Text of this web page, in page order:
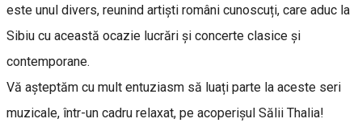
este unul divers, reunind artiști români cunoscuți, care aduc la
Sibiu cu această ocazie lucrări și concerte clasice și
contemporane.
Vă așteptăm cu mult entuziasm să luați parte la aceste seri
muzicale, într-un cadru relaxat, pe acoperișul Sălii Thalia!